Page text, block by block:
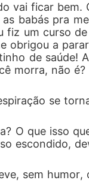
vai ficar
babás pra
fiz um curso
obrigou a
de saúde!
morra, não é?
se
O que isso
escondido,
sem